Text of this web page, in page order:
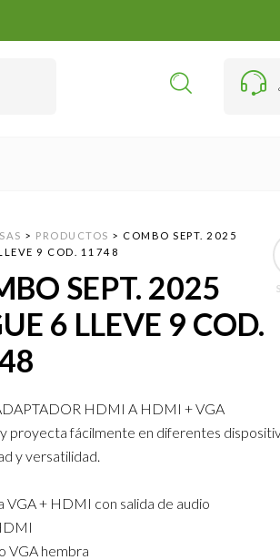
> PRODUCTOS > COMBO SEPT. 2025
9 COD. 11748
SEPT. 2025
6 LLEVE 9 COD.
HDMI A HDMI + VGA
proyecta fácilmente en diferentes
y versatilidad.
VGA + HDMI con salida de audio
VGA hembra